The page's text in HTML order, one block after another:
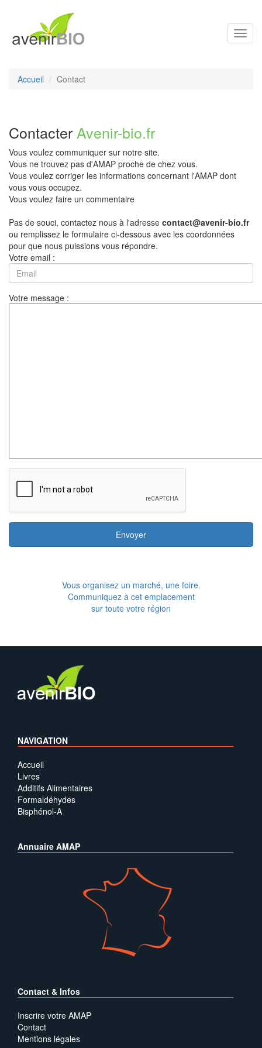
Accueil Contact
Contacter Avenir-bio.fr
Vous voulez communiquer sur notre site.
Vous ne trouvez pas d'AMAP proche de chez vous.
Vous voulez corriger les informations concernant l'AMAP dont
vous vous occupez.
Vous voulez faire un commentaire
Pas de souci, contactez nous à l'adresse contact@avenir-bio.fr
ou remplissez le formulaire ci-dessous avec les coordonnées
pour que nous puissions vous répondre.
Votre email :
Votre message :
Envoyer
Vous organisez un marché, une foire.
Communiquez à cet emplacement
sur toute votre région
NAVIGATION
Accueil
Livres
Additifs Alimentaires
Formaldéhydes
Bisphénol-A
Annuaire AMAP
Contact & Infos
Inscrire votre AMAP
Contact
Mentions légales